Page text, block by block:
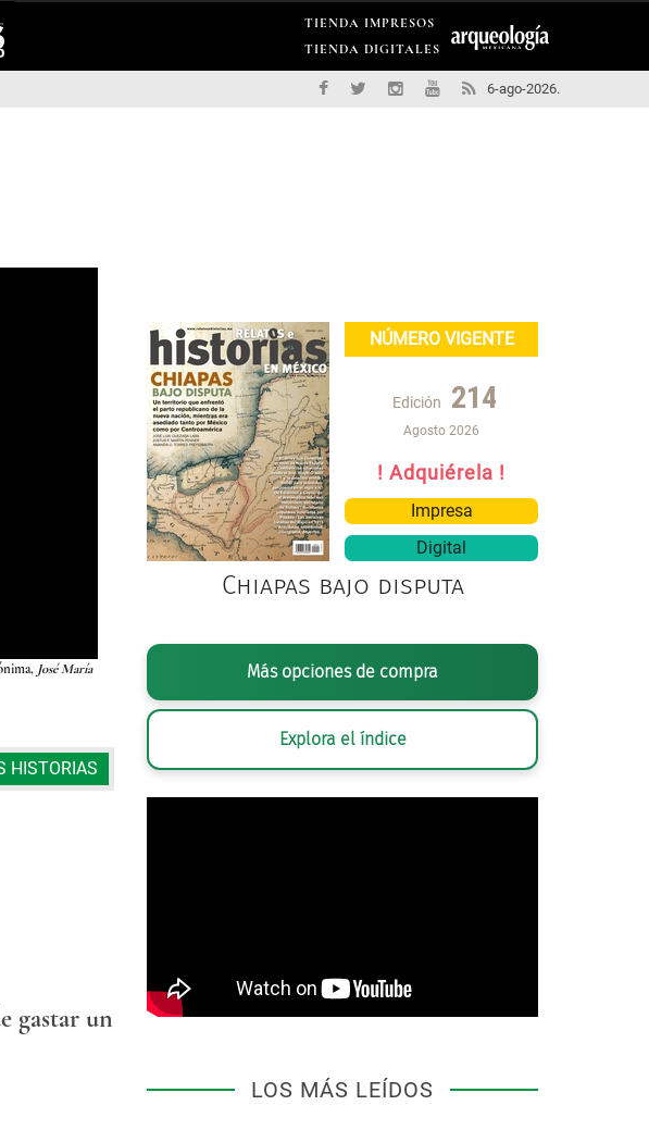
TIENDA IMPRESOS
TIENDA DIGITALES
6-ago-2026.
José María
Mercado coadyuvó a la lucha independentista con la toma del importante puerto de San Blas, en
, 1985, litografía.
HISTORIAS
gastar un
NÚMERO VIGENTE
Edición 214
Agosto 2026
! Adquiérela !
Impresa
Digital
Chiapas bajo disputa
Más opciones de compra
Explora el índice
LOS MÁS LEÍDOS